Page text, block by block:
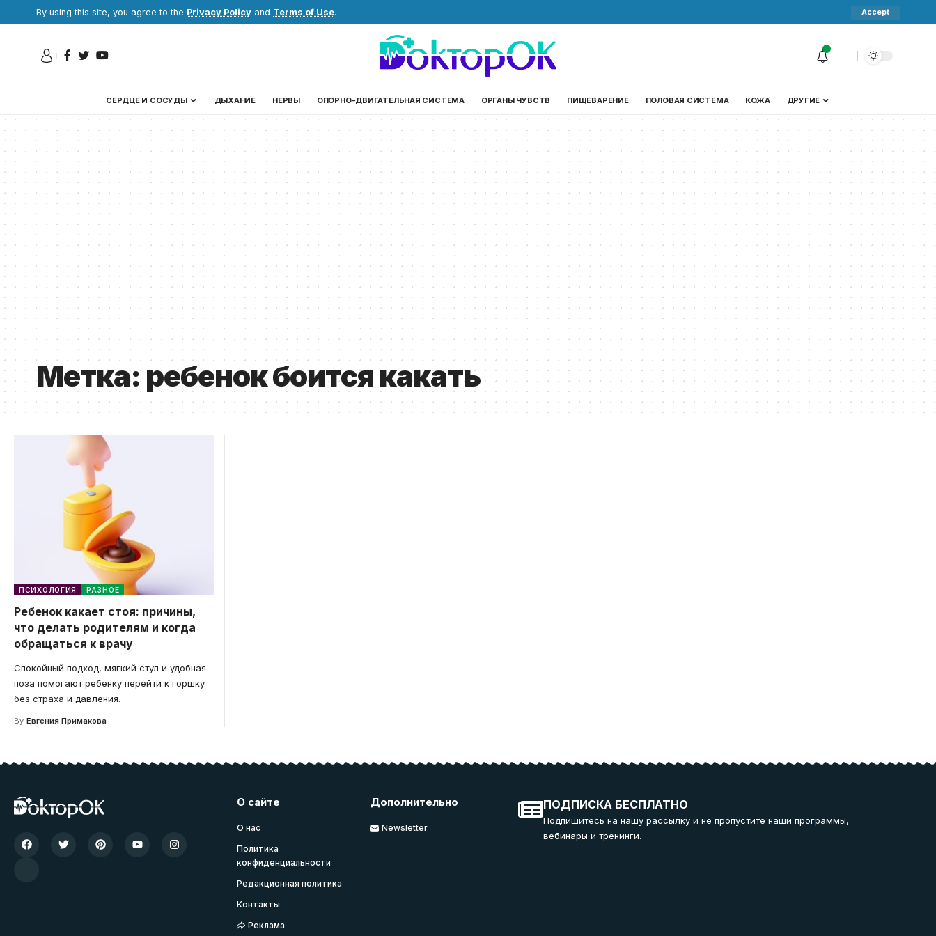
By using this site, you agree to the Privacy Policy and Terms of Use. Accept
СЕРДЦЕ И СОСУДЫ ДЫХАНИЕ НЕРВЫ ОПОРНО-ДВИГАТЕЛЬНАЯ СИСТЕМА ОРГАНЫ ЧУВСТВ ПИЩЕВАРЕНИЕ ПОЛОВАЯ СИСТЕМА КОЖА ДРУГИЕ
Метка:ребенок боится какать
ПСИХОЛОГИЯ РАЗНОЕ
Ребенок какает стоя: причины,
что делать родителям и когда
обращаться к врачу
Спокойный подход, мягкий стул и удобная
поза помогают ребенку перейти к горшку
без страха и давления.
By Евгения Примакова
О сайте
О нас
Политика
конфиденциальности
Редакционная политика
Контакты
Реклама
Дополнительно
Newsletter
ПОДПИСКА БЕСПЛАТНО
Подпишитесь на нашу рассылку и не пропустите наши программы,
вебинары и тренинги.